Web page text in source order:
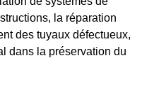
la réparation
des tuyaux défectueux,
dans la préservation du